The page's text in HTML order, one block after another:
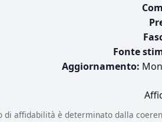
Fonte
Aggiornamento:
di affidabilità è determinato dalla